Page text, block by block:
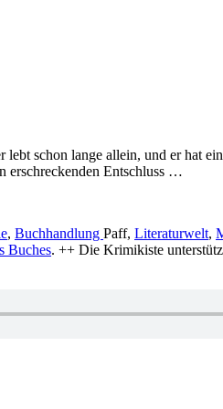
schon lange allein, und er hat
erschreckenden Entschluss …
, Buchhandlung Paff, Literaturwelt,
Buches. ++ Die Krimikiste